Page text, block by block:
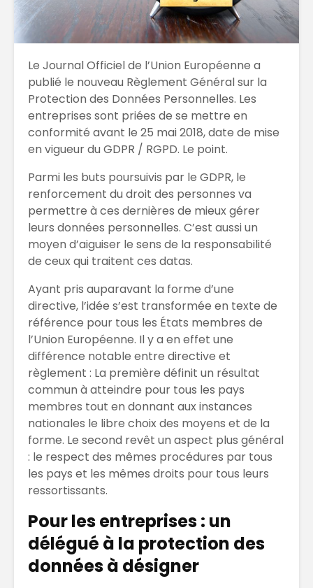
Le Journal Officiel de l’Union Européenne a
publié le nouveau Règlement Général sur la
Protection des Données Personnelles. Les
entreprises sont priées de se mettre en
conformité avant le 25 mai 2018, date de mise
en vigueur du GDPR / RGPD. Le point.
Parmi les buts poursuivis par le GDPR, le
renforcement du droit des personnes va
permettre à ces dernières de mieux gérer
leurs données personnelles. C’est aussi un
moyen d’aiguiser le sens de la responsabilité
de ceux qui traitent ces datas.
Ayant pris auparavant la forme d’une
directive, l’idée s’est transformée en texte de
référence pour tous les États membres de
l’Union Européenne. Il y a en effet une
différence notable entre directive et
règlement : La première définit un résultat
commun à atteindre pour tous les pays
membres tout en donnant aux instances
nationales le libre choix des moyens et de la
forme. Le second revêt un aspect plus général
: le respect des mêmes procédures par tous
les pays et les mêmes droits pour tous leurs
ressortissants.
Pour les entreprises : un
délégué à la protection des
données à désigner